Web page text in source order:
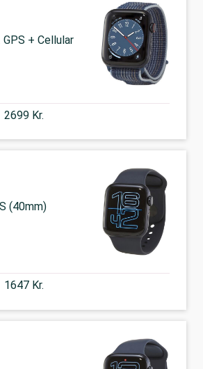
+ Cellular
2699 Kr.
(40mm)
1647 Kr.